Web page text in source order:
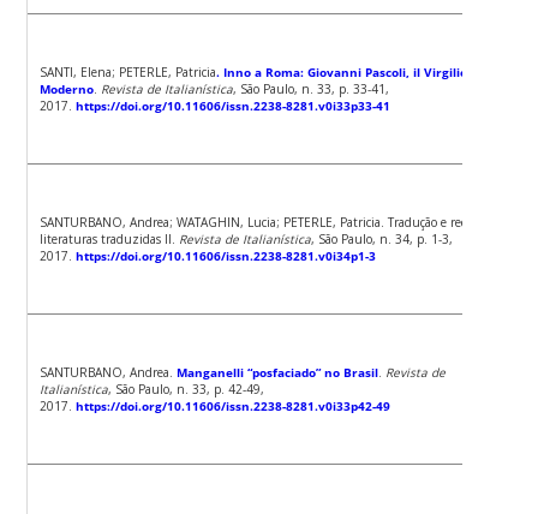
SANTI, Elena; PETERLE, Patricia. Inno a Roma: Giovanni Pascoli, il Virgilio
Moderno Revista de Italianística, São Paulo, n. 33, p. 33-41,
2017.https://doi.org/10.11606/issn.2238-8281.v0i33p33-41
SANTURBANO, Andrea; WATAGHIN, Lucia; PETERLE, Patricia. Tradução e recepção:
literaturas traduzidas II. Revista de Italianística, São Paulo, n. 34, p. 1-3,
2017.https://doi.org/10.11606/issn.2238-8281.v0i34p1-3
SANTURBANO, Andrea.Manganelli “posfaciado” no Brasil Revista de
Italianística, São Paulo, n. 33, p. 42-49,
2017.https://doi.org/10.11606/issn.2238-8281.v0i33p42-49